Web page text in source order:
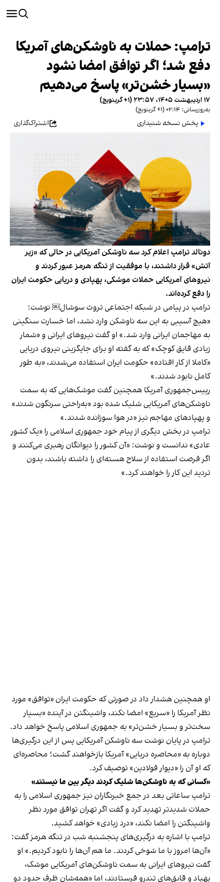
ترامپ: حملات به ناوشکن‌های آمریکا
دفع شد؛ اگر توافق امضا نشود
«بسیار خشن‌تر» پاسخ می‌دهیم
۱۷ اردیبهشت ۱۴۰۵، ۲۳:۵۷ (‎+۱ گرینویچ)
به‌روزرسانی: ۰۲:۱۴ (‎+۱ گرینویچ)
پخش نسخه شنیداری اشتراک‌گذاری
دونالد ترامپ اعلام کرد سه ناوشکن آمریکایی در حالی که «زیر
آتش» قرار داشتند، با موفقیت از تنگه هرمز عبور کردند و
نیروهای آمریکایی حملات موشکی، پهپادی و دریایی حکومت ایران
را دفع کرده‌اند.
ترامپ در پیامی در شبکه اجتماعی تروث سوشال￼ نوشت:
«هیچ آسیبی به این سه ناوشکن وارد نشد، اما خسارت سنگینی
به مهاجمان ایرانی وارد شد.» او گفت نیروهای ایرانی و «شمار
زیادی قایق کوچک» که به گفته او برای جایگزینی نیروی دریایی
«کاملا از کار افتاده» حکومت ایران استفاده می‌شدند، «به طور
کامل نابود شدند.»
رییس‌جمهوری آمریکا همچنین گفت موشک‌هایی که به سمت
ناوشکن‌های آمریکایی شلیک شده بود «به‌راحتی سرنگون شدند»
و پهپادهای مهاجم نیز «در هوا سوزانده شدند.»
ترامپ در بخش دیگری از پیام خود جمهوری اسلامی را «یک کشور
عادی» ندانست و نوشت: «آن‌ کشور را دیوانگان رهبری می‌کنند و
اگر فرصت استفاده از سلاح هسته‌ای را داشته باشند، بدون
تردید این کار را خواهند کرد.»
او همچنین هشدار داد در صورتی که حکومت ایران «توافق» مورد
نظر آمریکا را «سریع» امضا نکند، واشینگتن در آینده «بسیار
سخت‌تر و بسیار خشن‌تر» به جمهوری اسلامی پاسخ خواهد داد.
ترامپ در پایان نوشت سه ناوشکن آمریکایی پس از این درگیری‌ها
دوباره به «محاصره دریایی» آمریکا بازخواهند گشت؛ محاصره‌ای
که او آن را «دیوار فولادین» توصیف کرد.
«کسانی که به ناوشکن‌ها شلیک کردند دیگر بین ما نیستند»
ترامپ ساعاتی بعد در جمع خبرنگاران نیز جمهوری اسلامی را به
حملات شدیدتر تهدید کرد و گفت اگر تهران توافق مورد نظر
واشینگتن را امضا نکند، «درد زیادی» خواهد کشید.
ترامپ با اشاره به درگیری‌های پنجشنبه شب در تنگه هرمز گفت:
«آن‌ها امروز با ما شوخی کردند. ما هم آن‌ها را نابود کردیم.» او
گفت نیروهای ایرانی به سمت ناوشکن‌های آمریکایی موشک،
پهپاد و قایق‌های تندرو فرستادند، اما «همه‌شان ظرف حدود دو